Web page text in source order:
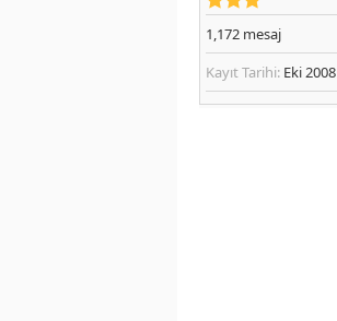
1,172 mesaj
Kayıt Tarihi: Eki 2008